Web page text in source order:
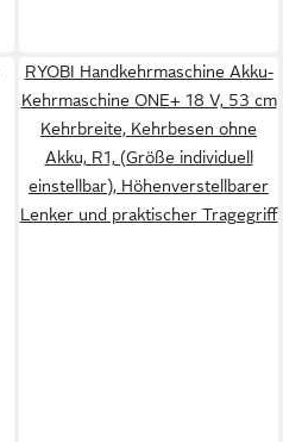
RYOBI Handkehrmaschine Akku-
Kehrmaschine ONE+ 18 V, 53 cm
Kehrbreite, Kehrbesen ohne
Akku, R1, (Größe individuell
einstellbar), Höhenverstellbarer
Lenker und praktischer Tragegriff